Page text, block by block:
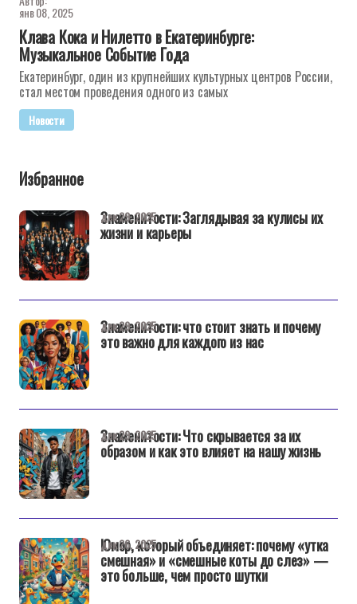
янв 08, 2025
Клава Кока и Нилетто в Екатеринбурге:
Музыкальное Событие Года
Екатеринбург, один из крупнейших культурных центров России,
стал местом проведения одного из самых
Новости
Избранное
Знаменитости: Заглядывая за кулисы их
жизни и карьеры
дек 29, 2025
Знаменитости: что стоит знать и почему
это важно для каждого из нас
дек 29, 2025
Знаменитости: Что скрывается за их
образом и как это влияет на нашу жизнь
дек 29, 2025
Юмор, который объединяет: почему «утка
смешная» и «смешные коты до слез» —
это больше, чем просто шутки
дек 26, 2025